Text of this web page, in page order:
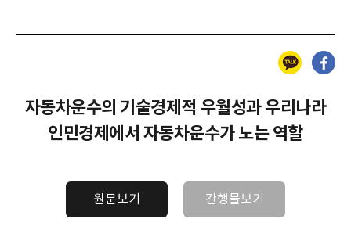
카카오톡 페이스북
자동차운수의 기술경제적 우월성과 우리나라
인민경제에서 자동차운수가 노는 역할
원문보기 간행물보기